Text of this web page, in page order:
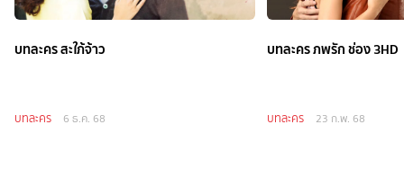
บทละคร สะใภ้จ้าว
บทละคร 6 ธ.ค. 68
บทละคร ภพรัก ช่อง 3HD
บทละคร 23 ก.พ. 68